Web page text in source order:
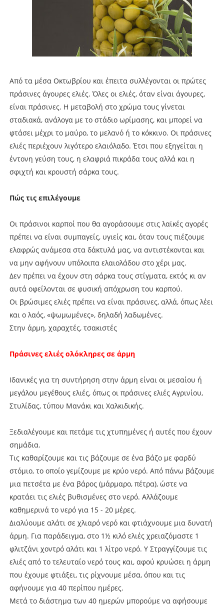
Από τα μέσα Οκτωβρίου και έπειτα συλλέγονται οι πρώτες
πράσινες άγουρες ελιές. Όλες οι ελιές, όταν είναι άγουρες,
είναι πράσινες. Η μεταβολή στο χρώμα τους γίνεται
σταδιακά, ανάλογα με το στάδιο ωρίμασης, και μπορεί να
φτάσει μέχρι το μαύρο, το μελανό ή το κόκκινο. Οι πράσινες
ελιές περιέχουν λιγότερο ελαιόλαδο. Έτσι που εξηγείται η
έντονη γεύση τους, η ελαφριά πικράδα τους αλλά και η
σφιχτή και κρουστή σάρκα τους.
Πώς τις επιλέγουμε
Οι πράσινοι καρποί που θα αγοράσουμε στις λαϊκές αγορές
πρέπει να είναι συμπαγείς, υγιείς και, όταν τους πιέζουμε
ελαφρώς ανάμεσα στα δάκτυλά μας, να αντιστέκονται και
να μην αφήνουν υπόλοιπα ελαιολάδου στο χέρι μας.
Δεν πρέπει να έχουν στη σάρκα τους στίγματα, εκτός κι αν
αυτά οφείλονται σε φυσική απόχρωση του καρπού.
Οι βρώσιμες ελιές πρέπει να είναι πράσινες, αλλά, όπως λέει
και ο λαός, «ψωμωμένες», δηλαδή λαδωμένες.
Στην άρμη, χαραχτές, τσακιστές
Πράσινες ελιές ολόκληρες σε άρμη
Ιδανικές για τη συντήρηση στην άρμη είναι οι μεσαίου ή
μεγάλου μεγέθους ελιές, όπως οι πράσινες ελιές Αγρινίου,
Στυλίδας, τύπου Μανάκι και Χαλκιδικής.
Ξεδιαλέγουμε και πετάμε τις χτυπημένες ή αυτές που έχουν
σημάδια.
Τις καθαρίζουμε και τις βάζουμε σε ένα βάζο με φαρδύ
στόμιο, το οποίο γεμίζουμε με κρύο νερό. Από πάνω βάζουμε
μια πετσέτα με ένα βάρος (μάρμαρο, πέτρα), ώστε να
κρατάει τις ελιές βυθισμένες στο νερό. Αλλάζουμε
καθημερινά το νερό για 15 - 20 μέρες.
Διαλύουμε αλάτι σε χλιαρό νερό και φτιάχνουμε μια δυνατή
άρμη. Για παράδειγμα, στο 1½ κιλό ελιές χρειαζόμαστε 1
φλιτζάνι χοντρό αλάτι και 1 λίτρο νερό. Y Στραγγίζουμε τις
ελιές από το τελευταίο νερό τους και, αφού κρυώσει η άρμη
που έχουμε φτιάξει, τις ρίχνουμε μέσα, όπου και τις
αφήνουμε για 40 περίπου ημέρες.
Μετά το διάστημα των 40 ημερών μπορούμε να αφήσουμε